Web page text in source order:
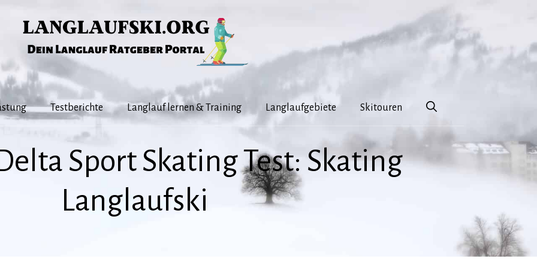
Testberichte Langlauf lernen & Training Langlaufgebiete Skitouren
Sport Skating Test: Skating
Langlaufski